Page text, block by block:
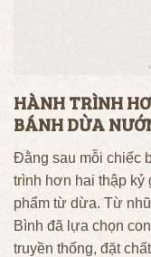
HÀNH TRÌNH
BÁNH DỪA
Đằng sau mỗi chiếc
trình hơn hai thập kỷ
phẩm từ dừa. Từ
Bình đã lựa chọn
truyền thống, đặt